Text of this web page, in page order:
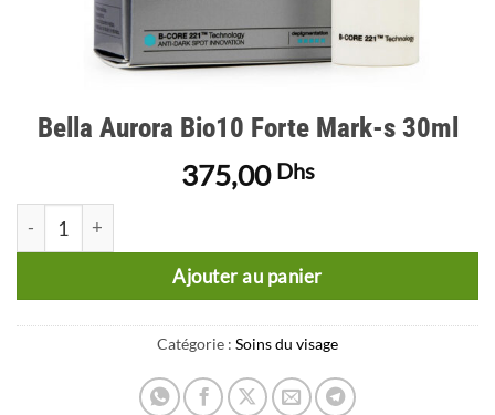
Bella Aurora Bio10 Forte Mark-s 30ml
375,00 Dhs
quantité de Bella Aurora Bio10 Forte Mark-s 30ml
Ajouter au panier
Catégorie : Soins du visage